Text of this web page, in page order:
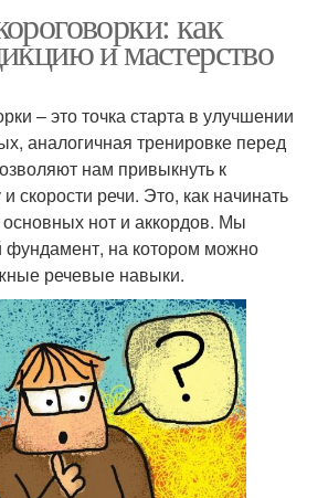
как
и мастерство
– это точка старта в улучшении
аналогичная тренировке перед
нам привыкнуть к
скорости речи. Это, как начинать
нот и аккордов. Мы
на котором можно
речевые навыки.